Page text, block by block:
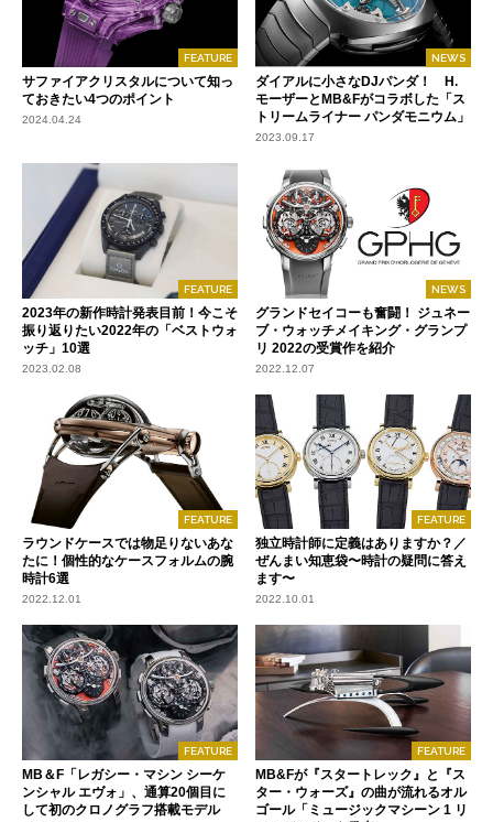
FEATURE
サファイアクリスタルについて知っ
ておきたい4つのポイント
2024.04.24
NEWS
ダイアルに小さなDJパンダ！ H.
モーザーとMB&Fがコラボした「ス
トリームライナー パンダモニウム」
2023.09.17
FEATURE
2023年の新作時計発表目前！今こそ
振り返りたい2022年の「ベストウォ
ッチ」10選
2023.02.08
NEWS
グランドセイコーも奮闘！ ジュネー
ブ・ウォッチメイキング・グランプ
リ 2022の受賞作を紹介
2022.12.07
FEATURE
ラウンドケースでは物足りないあな
たに！個性的なケースフォルムの腕
時計6選
2022.12.01
FEATURE
独立時計師に定義はありますか？／
ぜんまい知恵袋〜時計の疑問に答え
ます〜
2022.10.01
FEATURE
MB＆F「レガシー・マシン シーケ
ンシャル エヴォ」、通算20個目に
して初のクロノグラフ搭載モデル
FEATURE
MB&Fが『スタートレック』と『ス
ター・ウォーズ』の曲が流れるオル
ゴール「ミュージックマシーン 1 リ